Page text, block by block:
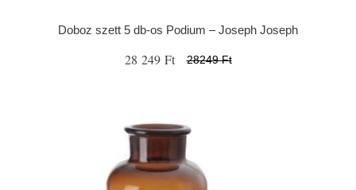
Doboz szett 5 db-os Podium – Joseph Joseph
28 249 Ft 28249 Ft